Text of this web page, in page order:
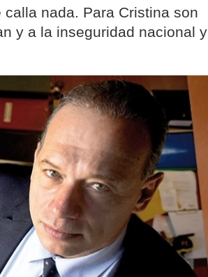
nada. Para Cristina son
y a la inseguridad nacional y